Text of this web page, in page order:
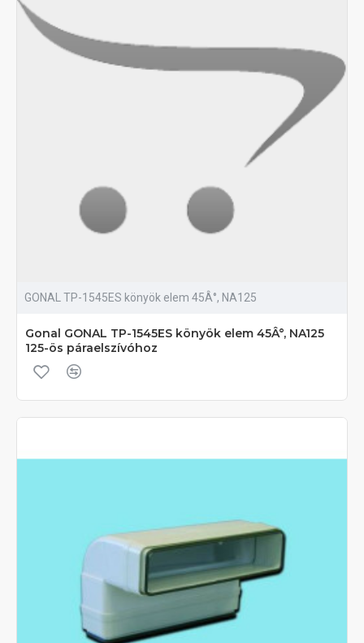
GONAL TP-1545ES könyök elem 45Â°, NA125
Gonal GONAL TP-1545ES könyök elem 45Â°, NA125
125-ös páraelszívóhoz